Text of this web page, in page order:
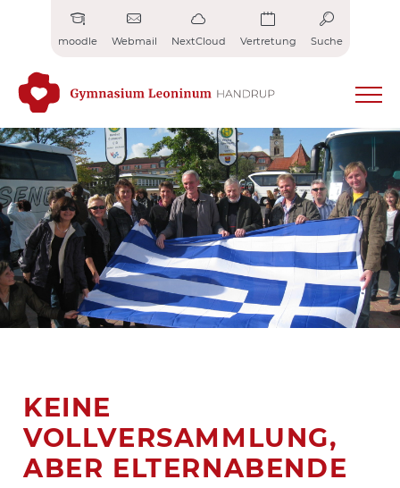
moodle Webmail NextCloud Vertretung Suche
KEINE
VOLLVERSAMMLUNG,
ABER ELTERNABENDE